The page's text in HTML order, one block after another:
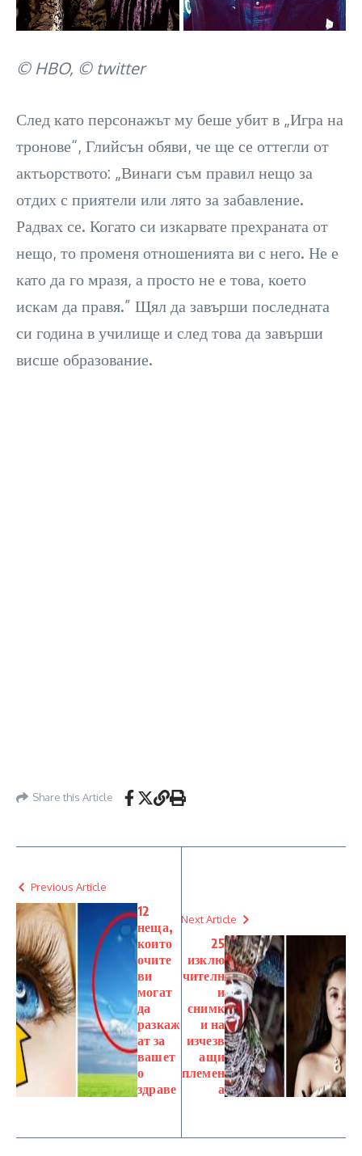
© HBO, © twitter
След като персонажът му беше убит в „Игра на
тронове“, Глийсън обяви, че ще се оттегли от
актьорството: „Винаги съм правил нещо за
отдих с приятели или лято за забавление.
Радвах се. Когато си изкарвате прехраната от
нещо, то променя отношенията ви с него. Не е
като да го мразя, а просто не е това, което
искам да правя.” Щял да завърши последната
си година в училище и след това да завърши
висше образование.
Share this Article
Previous Article
12
неща,
които
очите
ви
могат
да
разкаж
ат за
вашет
о
здраве
Next Article
25
изклю
чителн
и
снимк
и на
изчезв
ащи
племен
а